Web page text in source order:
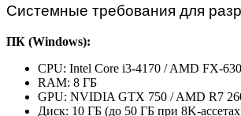
Системные требования для
ПК (Windows):
CPU: Intel Core i3-4170 / AMD FX-
RAM: 8 ГБ
GPU: NVIDIA GTX 750 / AMD R7
Диск: 10 ГБ (до 50 ГБ при 8K-